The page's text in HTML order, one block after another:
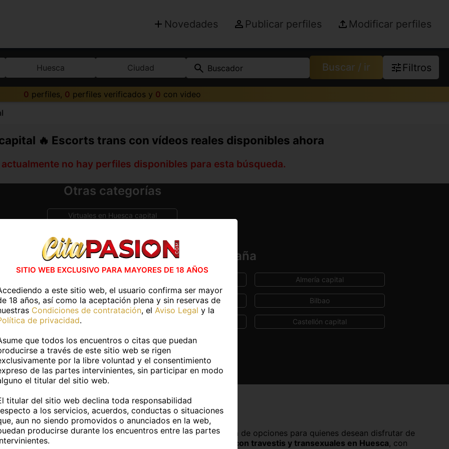
Novedades Publicar perfiles Modificar perfiles
Huesca Ciudad Buscador Buscar / ir Filtros
0 perfiles, 0 perfiles verificados y 0 con video
🔥 Escorts trans con vídeos reales disponibles ahora
no hay perfiles disponibles para esta búsqueda.
Otras categorías
Virtuales en Huesca capital
Travestis en otras capitales de España
Almería capital
Badajoz capital Barcelona capital Bilbao
Cáceres capital Castellón capital
Ciudad Real capital Córdoba capital
Granada capital Guadalajara capital
Las Palmas Lleida capital
Lugo capital Madrid capital
Murcia capital Ourense capital
Ver Más
transexuales
llegado al lugar indicado. La ciudad ofrece una amplia gama de opciones para quienes desean disfrutar de
actualizada sobre cómo encontrar las mejores
citas con travestis y transexuales en Huesca, con
SITIO WEB EXCLUSIVO PARA MAYORES DE 18 AÑOS
a este sitio web, el usuario confirma ser mayor
18 años, así como la aceptación plena y sin reservas de
Condiciones de contratación, el Aviso Legal y la
de privacidad.
que todos los encuentros o citas que puedan
a través de este sitio web se rigen
por la libre voluntad y el consentimiento
de las partes intervinientes, sin participar en modo
el titular del sitio web.
titular del sitio web declina toda responsabilidad
a los servicios, acuerdos, conductas o situaciones
aun no siendo promovidos o anunciados en la web,
producirse durante los encuentros entre las partes